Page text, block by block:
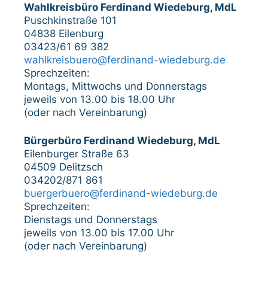
Wahlkreisbüro Ferdinand Wiedeburg, MdL
Puschkinstraße 101
04838 Eilenburg
03423/61 69 382
wahlkreisbuero@ferdinand-wiedeburg.de
Sprechzeiten:
Montags, Mittwochs und Donnerstags
jeweils von 13.00 bis 18.00 Uhr
(oder nach Vereinbarung)
Bürgerbüro Ferdinand Wiedeburg, MdL
Eilenburger Straße 63
04509 Delitzsch
034202/871 861
buergerbuero@ferdinand-wiedeburg.de
Sprechzeiten:
Dienstags und Donnerstags
jeweils von 13.00 bis 17.00 Uhr
(oder nach Vereinbarung)